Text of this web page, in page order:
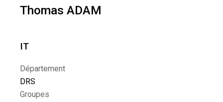
Thomas ADAM
IT
Département
DRS
Groupes